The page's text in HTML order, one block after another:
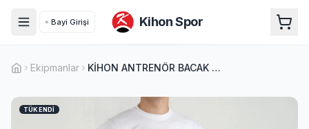
Bayi Girişi Kihon Spor
Ekipmanlar KİHON ANTRENÖR BACAK KORUYUCU
TÜKENDI